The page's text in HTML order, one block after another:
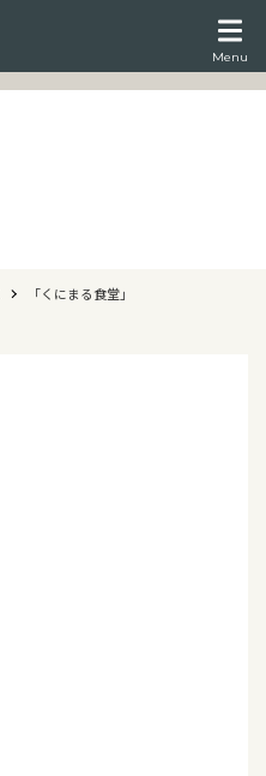
Menu
「くにまる食堂」